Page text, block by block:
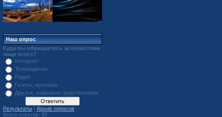
Наш опрос
Куда вы обращаетесь за новостями
чаще всего?
Интернет
Телевидение
Радио
Газеты, журналы
Друзья, знакомые, родственники
Результаты | Архив опросов
Всего ответов: 37